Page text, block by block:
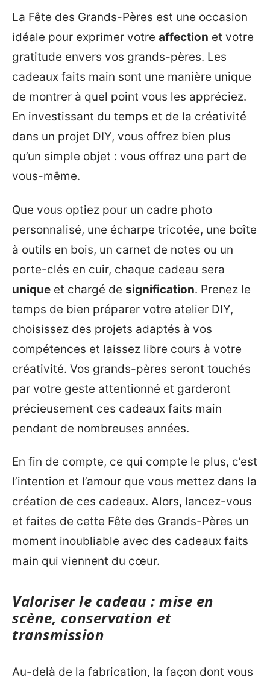
La Fête des Grands-Pères est une occasion
idéale pour exprimer votre affection et votre
gratitude envers vos grands-pères. Les
cadeaux faits main sont une manière unique
de montrer à quel point vous les appréciez.
En investissant du temps et de la créativité
dans un projet DIY, vous offrez bien plus
qu’un simple objet : vous offrez une part de
vous-même.
Que vous optiez pour un cadre photo
personnalisé, une écharpe tricotée, une boîte
à outils en bois, un carnet de notes ou un
porte-clés en cuir, chaque cadeau sera
unique et chargé de signification. Prenez le
temps de bien préparer votre atelier DIY,
choisissez des projets adaptés à vos
compétences et laissez libre cours à votre
créativité. Vos grands-pères seront touchés
par votre geste attentionné et garderont
précieusement ces cadeaux faits main
pendant de nombreuses années.
En fin de compte, ce qui compte le plus, c’est
l’intention et l’amour que vous mettez dans la
création de ces cadeaux. Alors, lancez-vous
et faites de cette Fête des Grands-Pères un
moment inoubliable avec des cadeaux faits
main qui viennent du cœur.
Valoriser le cadeau : mise en
scène, conservation et
transmission
Au-delà de la fabrication, la façon dont vous